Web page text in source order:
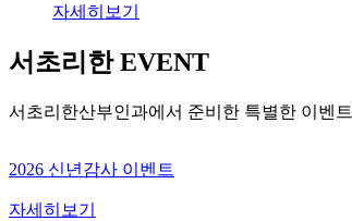
자세히보기
서초리한EVENT
서초리한산부인과에서 준비한 특별한 이벤트
서초리한산부인과 소노케어 이벤트
자세히보기